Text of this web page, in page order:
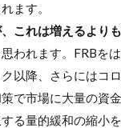
ます。
これは増えるより
思われます。FRBを
以降、さらにはコ
で市場に大量の資
る量的緩和の縮小